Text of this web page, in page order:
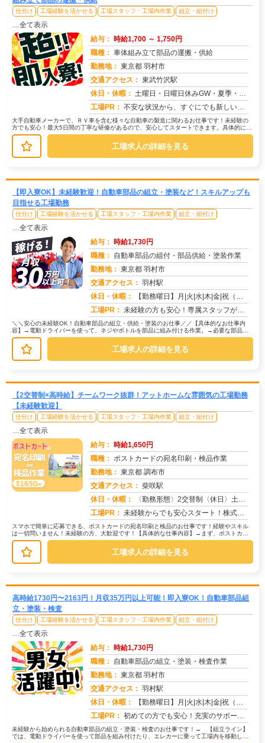
仕分け 工場経験を活かせる 工場スタッフ・工場内作業 組立・組付け
…全て表示
給与： 時給1,700 ～ 1,750円
職種： 車体組み立て部品の運搬・供給
勤務地： 東京都 羽村市
交通アクセス： 東武竹沢駅
休日・休暇： 土曜日・日曜日休みGW・夏季・年末年始休暇あり
工場PR： 不安な状況から、すぐにでも新しい生活を始めたいあなたへ。株式会社京栄センターでは、応募から最短翌日勤務開始が可能で...
大手自動車メーカーで、ＲＶ車を含む様々な自動車の製造に関わるお仕事です！未経験の
方でも安心！最大5日間の丁寧な研修があるので、安心してスタートできます。具体的に
は、車体組み立て部品の運搬や供給が...
工場求人の詳細を見る
【即入寮OK】未経験歓迎！自動車部品の組立・塗装など！スキルアップも
目指せる工場勤務
仕分け 工場経験を活かせる 工場スタッフ・工場内作業 組立・組付け
…全て表示
給与： 時給1,730円
職種： 自動車部品の組付・部品供給・塗装作業
勤務地： 東京都 羽村市
交通アクセス： 羽村駅
休日・休暇：
【勤務曜日】月|火|水|木|金|祝（工場カレンダーに準ずる）【休日・休暇】土日休み（GW休暇・夏季休暇・年末年始休...
工場PR： 未経験の方も安心！専属スタッフが就業まで徹底サポート！初めての工場勤務や住込み勤務でも大丈夫！→ 担当スタッフが丁...
＼＼安心の未経験OK！自動車部品の組立・供給・塗装のお仕事／／【具体的なお仕事内
容】→電動ドライバーを使って、ネジやボトルを部品に組み付ける作業。→必要な部品を
運ぶ、シンプルで負担の少ない作業。...
工場求人の詳細を見る
【2交替制×高時給】チームワーク抜群！アットホームな雰囲気の工場勤務
【未経験歓迎】
仕分け 工場経験を活かせる 工場スタッフ・工場内作業 組立・組付け
…全て表示
給与： 時給1,650円
職種： ポストカードの宛名印刷・検品作業
勤務地： 東京都 調布市
交通アクセス： 柴咲駅
休日・休暇：
〈勤務形態〉2交替制〈休日〉土日★ＧＷ★夏季休暇★冬季休暇★年末年始
工場PR： 未経験からでも安心スタート！株式会社京栄センターで新しい一歩を踏み出してみませんか？→ 応募から最短翌日勤務開始！...
スマホで簡単に応募できる、ポストカードの宛名印刷と検品のお仕事です！経験やスキル
は一切問いません！未経験の方、大歓迎です！【具体的な仕事内容】→まず、ポストカー
ドに宛名情報を印刷します。→次に、...
工場求人の詳細を見る
高時給1730円〜2163円！月収35万円以上可能！即入寮OK！自動車部品組
立・塗装・検査
仕分け 工場経験を活かせる 工場スタッフ・工場内作業 組立・組付け
…全て表示
給与： 時給1,730円
職種： 自動車部品の組立・塗装・検査作業
勤務地： 東京都 羽村市
交通アクセス： 羽村駅
休日・休暇：
【勤務曜日】月|火|水|木|金|祝（工場カレンダーに準ずる）【休日・休暇】土日休み（GW休暇・夏季休暇・年末年始休...
工場PR： 初めての方でも安心！充実のサポート体制で新しい一歩を踏み出せます。→寮費無料の住み込みOK！初期費用0円で、すぐに...
未経験から始められる自動車部品の組立・塗装・検査のお仕事です！→ 【組立ライン】
では、電動ドライバーを使って部品を組み付けたり、エレカーに乗って工場内を移動して